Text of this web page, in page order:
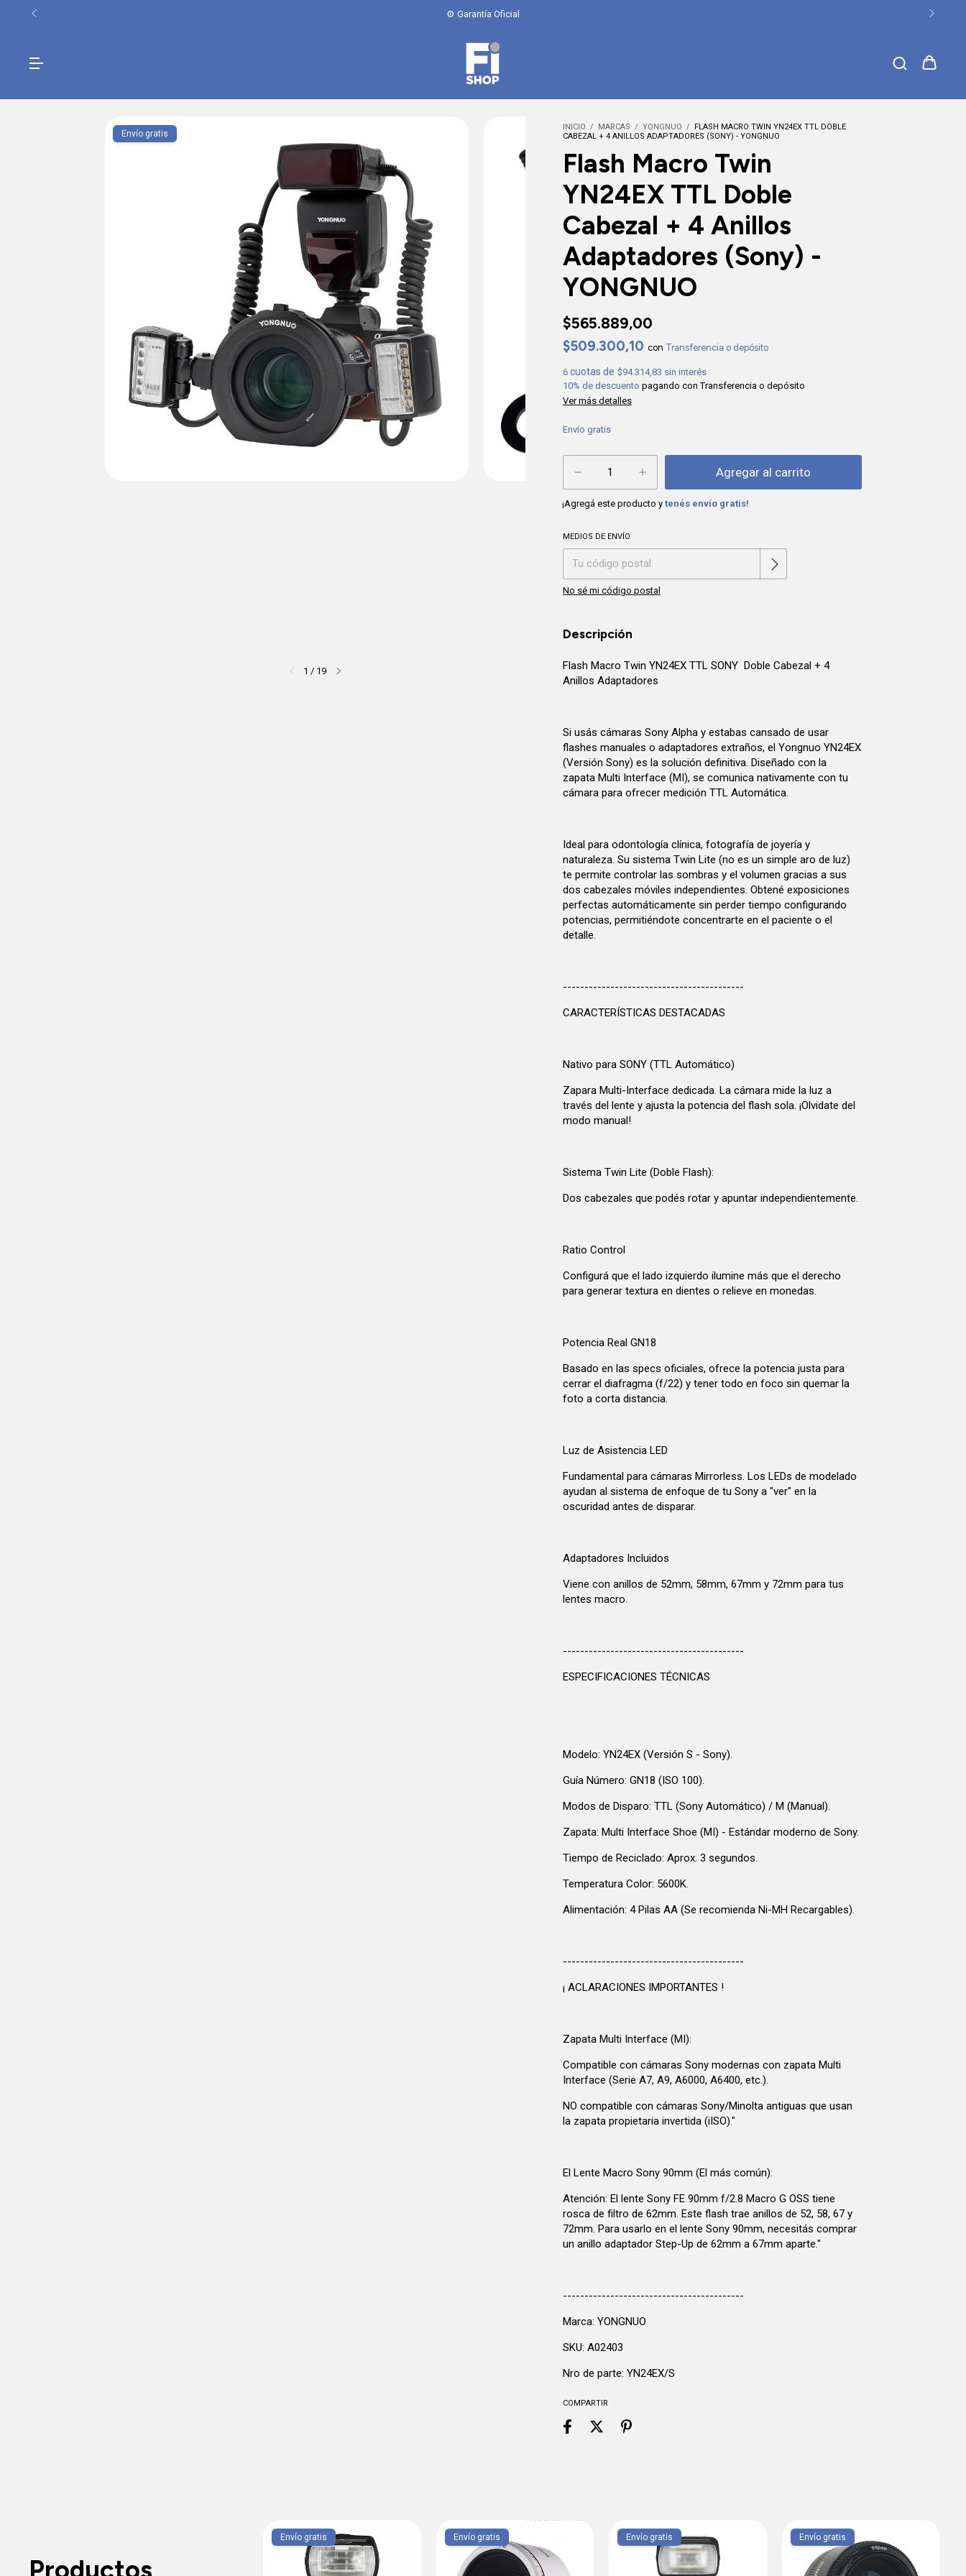
💳 6 cuotas sin interés / 10% off transferencia
Envío gratis
1 / 19
INICIO / MARCAS / YONGNUO /
FLASH MACRO TWIN YN24EX TTL DOBLE
CABEZAL + 4 ANILLOS ADAPTADORES (SONY) - YONGNUO
Flash Macro Twin
YN24EX TTL Doble
Cabezal + 4 Anillos
Adaptadores (Sony) -
YONGNUO
$565.889,00
$509.300,10 con Transferencia o depósito
6 $94.314,83 sin interés
10% de descuento pagando con Transferencia o depósito
Ver más detalles
Envío gratis
¡Agregá este producto ytenés envío gratis!
Entregas para el CP:
MEDIOS DE ENVÍO
No sé mi código postal
Descripción
Flash Macro Twin YN24EX TTL SONY Doble Cabezal + 4
Anillos Adaptadores
Si usás cámaras Sony Alpha y estabas cansado de usar
flashes manuales o adaptadores extraños, el Yongnuo YN24EX
(Versión Sony) es la solución definitiva. Diseñado con la
zapata Multi Interface (MI), se comunica nativamente con tu
cámara para ofrecer medición TTL Automática.
Ideal para odontología clínica, fotografía de joyería y
naturaleza. Su sistema Twin Lite (no es un simple aro de luz)
te permite controlar las sombras y el volumen gracias a sus
dos cabezales móviles independientes. Obtené exposiciones
perfectas automáticamente sin perder tiempo configurando
potencias, permitiéndote concentrarte en el paciente o el
detalle.
------------------------------------------
CARACTERÍSTICAS DESTACADAS
Nativo para SONY (TTL Automático)
Zapara Multi-Interface dedicada. La cámara mide la luz a
través del lente y ajusta la potencia del flash sola. ¡Olvidate del
modo manual!
Sistema Twin Lite (Doble Flash):
Dos cabezales que podés rotar y apuntar independientemente.
Ratio Control
Configurá que el lado izquierdo ilumine más que el derecho
para generar textura en dientes o relieve en monedas.
Potencia Real GN18
Basado en las specs oficiales, ofrece la potencia justa para
cerrar el diafragma (f/22) y tener todo en foco sin quemar la
foto a corta distancia.
Luz de Asistencia LED
Fundamental para cámaras Mirrorless. Los LEDs de modelado
ayudan al sistema de enfoque de tu Sony a "ver" en la
oscuridad antes de disparar.
Adaptadores Incluidos
Viene con anillos de 52mm, 58mm, 67mm y 72mm para tus
lentes macro.
------------------------------------------
ESPECIFICACIONES TÉCNICAS
Modelo: YN24EX (Versión S - Sony).
Guía Número: GN18 (ISO 100).
Modos de Disparo: TTL (Sony Automático) / M (Manual).
Zapata: Multi Interface Shoe (MI) - Estándar moderno de Sony.
Tiempo de Reciclado: Aprox. 3 segundos.
Temperatura Color: 5600K.
Alimentación: 4 Pilas AA (Se recomienda Ni-MH Recargables).
------------------------------------------
¡ ACLARACIONES IMPORTANTES !
Zapata Multi Interface (MI):
Compatible con cámaras Sony modernas con zapata Multi
Interface (Serie A7, A9, A6000, A6400, etc.).
NO compatible con cámaras Sony/Minolta antiguas que usan
la zapata propietaria invertida (iISO)."
El Lente Macro Sony 90mm (El más común):
Atención: El lente Sony FE 90mm f/2.8 Macro G OSS tiene
rosca de filtro de 62mm. Este flash trae anillos de 52, 58, 67 y
72mm. Para usarlo en el lente Sony 90mm, necesitás comprar
un anillo adaptador Step-Up de 62mm a 67mm aparte."
------------------------------------------
Marca: YONGNUO
SKU: A02403
Nro de parte: YN24EX/S
COMPARTIR
Envío gratis Envío gratis Envío gratis Envío gratis